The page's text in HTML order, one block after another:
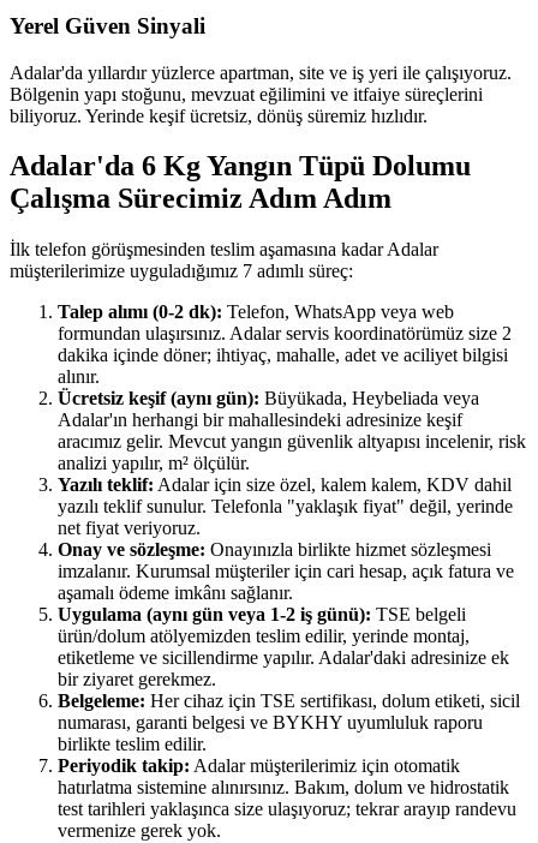
Yerel Güven Sinyali
Adalar'da yıllardır yüzlerce apartman, site ve iş yeri ile çalışıyoruz.
Bölgenin yapı stoğunu, mevzuat eğilimini ve itfaiye süreçlerini
biliyoruz. Yerinde keşif ücretsiz, dönüş süremiz hızlıdır.
Adalar'da 6 Kg Yangın Tüpü Dolumu
Çalışma Sürecimiz Adım Adım
İlk telefon görüşmesinden teslim aşamasına kadar Adalar
müşterilerimize uyguladığımız 7 adımlı süreç:
Talep alımı (0-2 dk): Telefon, WhatsApp veya web
formundan ulaşırsınız. Adalar servis koordinatörümüz size 2
dakika içinde döner; ihtiyaç, mahalle, adet ve aciliyet bilgisi
alınır.
Ücretsiz keşif (aynı gün): Büyükada, Heybeliada veya
Adalar'ın herhangi bir mahallesindeki adresinize keşif
aracımız gelir. Mevcut yangın güvenlik altyapısı incelenir, risk
analizi yapılır, m² ölçülür.
Yazılı teklif: Adalar için size özel, kalem kalem, KDV dahil
yazılı teklif sunulur. Telefonla "yaklaşık fiyat" değil, yerinde
net fiyat veriyoruz.
Onay ve sözleşme: Onayınızla birlikte hizmet sözleşmesi
imzalanır. Kurumsal müşteriler için cari hesap, açık fatura ve
aşamalı ödeme imkânı sağlanır.
Uygulama (aynı gün veya 1-2 iş günü): TSE belgeli
ürün/dolum atölyemizden teslim edilir, yerinde montaj,
etiketleme ve sicillendirme yapılır. Adalar'daki adresinize ek
bir ziyaret gerekmez.
Belgeleme: Her cihaz için TSE sertifikası, dolum etiketi, sicil
numarası, garanti belgesi ve BYKHY uyumluluk raporu
birlikte teslim edilir.
Periyodik takip: Adalar müşterilerimiz için otomatik
hatırlatma sistemine alınırsınız. Bakım, dolum ve hidrostatik
test tarihleri yaklaşınca size ulaşıyoruz; tekrar arayıp randevu
vermenize gerek yok.